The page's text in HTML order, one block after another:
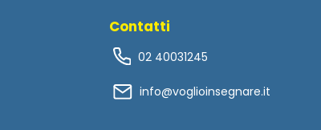
Contatti
02 40031245
info@voglioinsegnare.it